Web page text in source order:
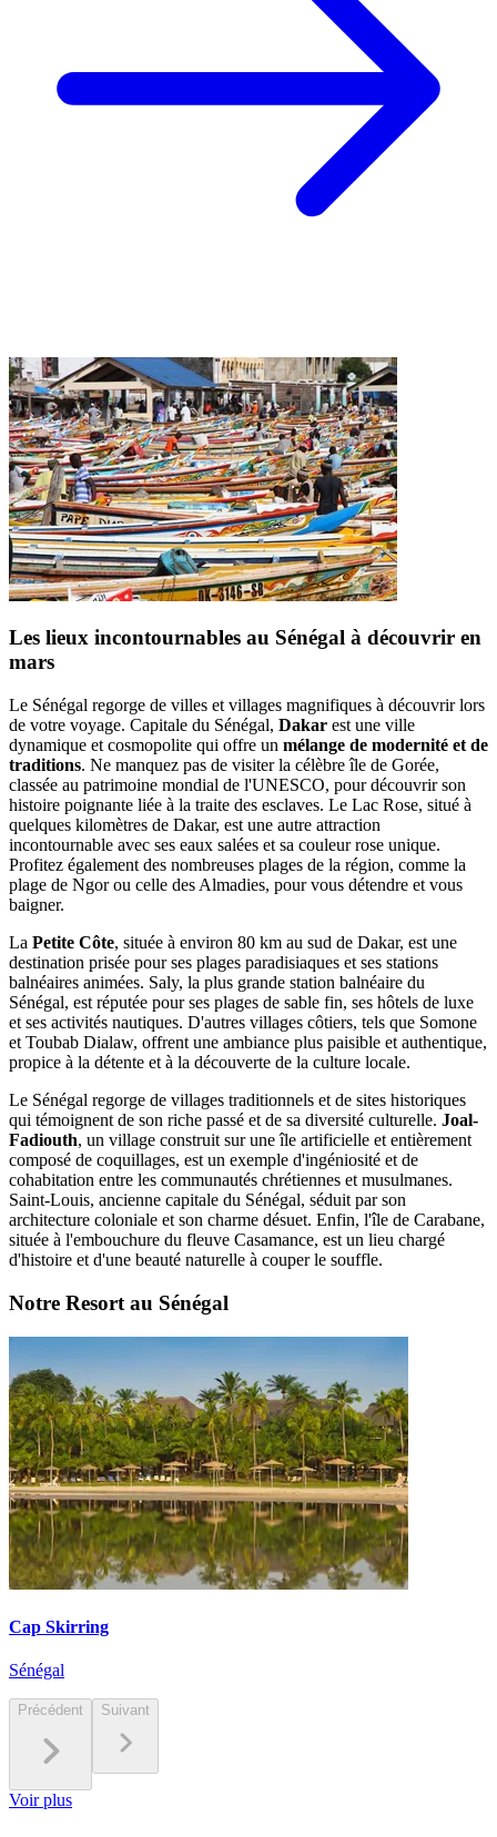
Les lieux incontournables au Sénégal à découvrir en
mars
Le Sénégal regorge de villes et villages magnifiques à découvrir lors
de votre voyage. Capitale du Sénégal, Dakar est une ville
dynamique et cosmopolite qui offre un mélange de modernité et de
traditions. Ne manquez pas de visiter la célèbre île de Gorée,
classée au patrimoine mondial de l'UNESCO, pour découvrir son
histoire poignante liée à la traite des esclaves. Le Lac Rose, situé à
quelques kilomètres de Dakar, est une autre attraction
incontournable avec ses eaux salées et sa couleur rose unique.
Profitez également des nombreuses plages de la région, comme la
plage de Ngor ou celle des Almadies, pour vous détendre et vous
baigner.
La Petite Côte, située à environ 80 km au sud de Dakar, est une
destination prisée pour ses plages paradisiaques et ses stations
balnéaires animées. Saly, la plus grande station balnéaire du
Sénégal, est réputée pour ses plages de sable fin, ses hôtels de luxe
et ses activités nautiques. D'autres villages côtiers, tels que Somone
et Toubab Dialaw, offrent une ambiance plus paisible et authentique,
propice à la détente et à la découverte de la culture locale.
Le Sénégal regorge de villages traditionnels et de sites historiques
qui témoignent de son riche passé et de sa diversité culturelle. Joal-
Fadiouth, un village construit sur une île artificielle et entièrement
composé de coquillages, est un exemple d'ingéniosité et de
cohabitation entre les communautés chrétiennes et musulmanes.
Saint-Louis, ancienne capitale du Sénégal, séduit par son
architecture coloniale et son charme désuet. Enfin, l'île de Carabane,
située à l'embouchure du fleuve Casamance, est un lieu chargé
d'histoire et d'une beauté naturelle à couper le souffle.
Notre Resort au Sénégal
Cap Skirring
Sénégal
Précédent Suivant
Voir plus